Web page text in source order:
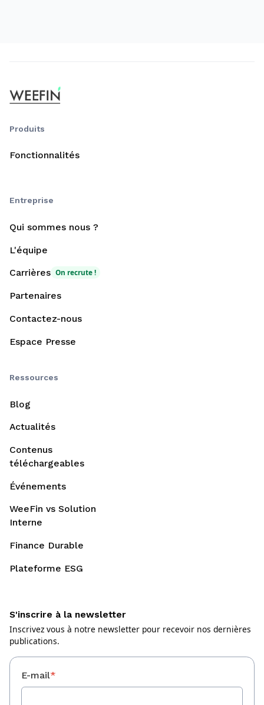
Produits
Fonctionnalités
Entreprise
Qui sommes nous ?
L'équipe
Carrières On recrute !
Partenaires
Contactez-nous
Espace Presse
Ressources
Blog
Actualités
Contenus
téléchargeables
Événements
WeeFin vs Solution
Interne
Finance Durable
Plateforme ESG
S'inscrire à la newsletter
Inscrivez vous à notre newsletter pour recevoir nos dernières
publications.
E-mail*